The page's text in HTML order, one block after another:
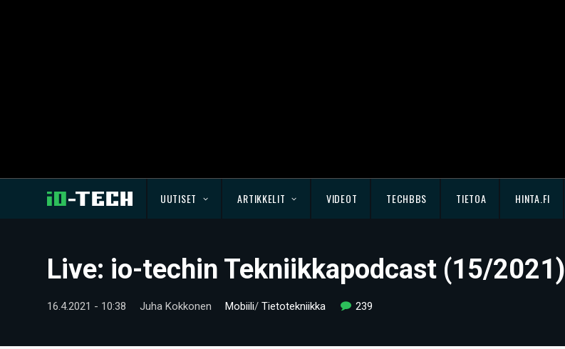
UUTISET ARTIKKELIT VIDEOT TECHBBS TIETOA HINTA.FI
Live: io-techin Tekniikkapodcast (15/2021)
16.4.2021 - 10:38 Juha Kokkonen Mobiili/ Tietotekniikka 239